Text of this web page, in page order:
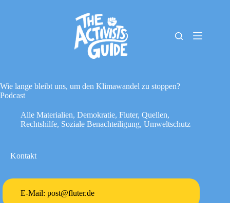
Downloads
Richtlinie
(EU)
Wie lange bleibt uns, um den Klimawandel zu stoppen?
Podcast
Alle Materialien, Demokratie, Fluter, Quellen,
Rechtshilfe, Soziale Benachteiligung, Umweltschutz
Kontakt
E-Mail: post@fluter.de